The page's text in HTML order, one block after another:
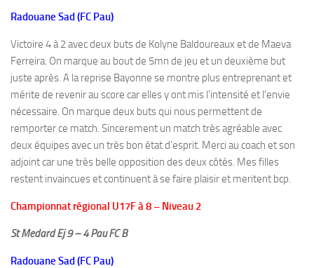
Radouane Sad (FC Pau)
Victoire 4 à 2 avec deux buts de Kolyne Baldoureaux et de Maeva
Ferreira. On marque au bout de 5mn de jeu et un deuxième but
juste après. A la reprise Bayonne se montre plus entreprenant et
mérite de revenir au score car elles y ont mis l’intensité et l’envie
nécessaire. On marque deux buts qui nous permettent de
remporter ce match. Sincerement un match très agréable avec
deux équipes avec un très bon état d’esprit. Merci au coach et son
adjoint car une très belle opposition des deux côtés. Mes filles
restent invaincues et continuent à se faire plaisir et meritent bcp.
Championnat régional U17F à 8 – Niveau 2
St Medard Ej 9 – 4 Pau FC B
Radouane Sad (FC Pau)